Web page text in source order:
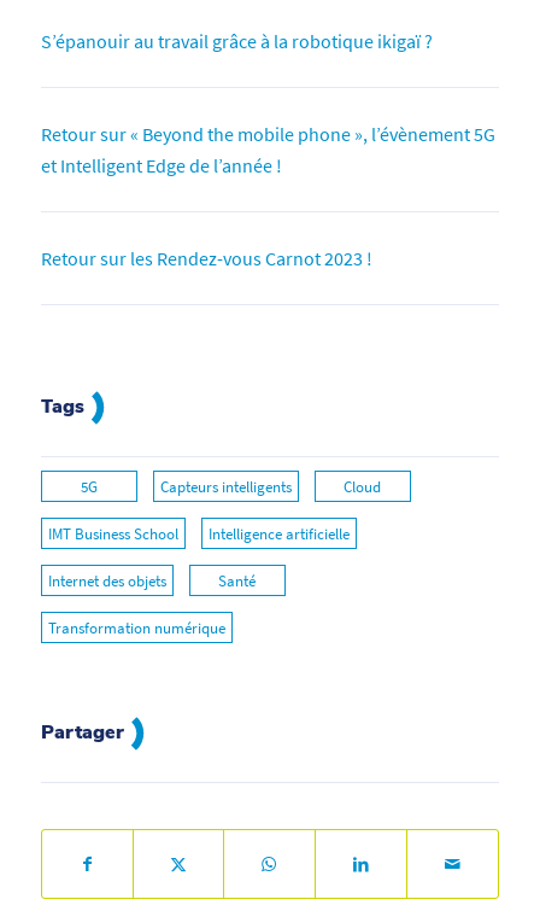
S’épanouir au travail grâce à la robotique ikigaï ?
Retour sur « Beyond the mobile phone », l’évènement 5G
et Intelligent Edge de l’année !
Retour sur les Rendez-vous Carnot 2023 !
Tags
5G Capteurs intelligents Cloud
IMT Business School Intelligence artificielle
Internet des objets Santé
Transformation numérique
Partager